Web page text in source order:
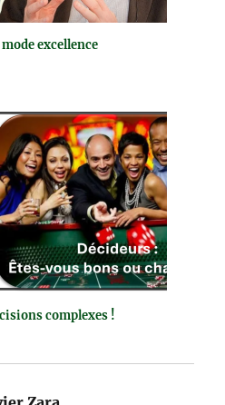
excellence
complexes !